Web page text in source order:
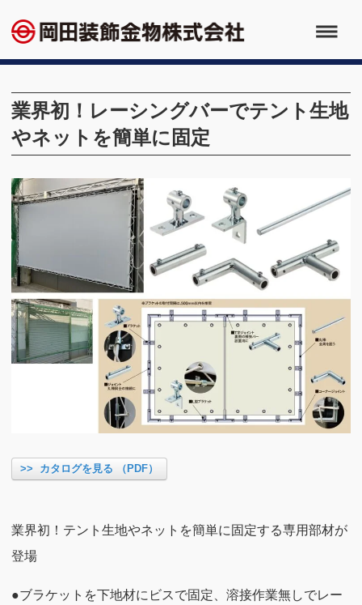
業界初！レーシングバーでテント生地
やネットを簡単に固定
>> カタログを見る （PDF）
業界初！テント生地やネットを簡単に固定する専用部材が
登場
●ブラケットを下地材にビスで固定、溶接作業無しでレー